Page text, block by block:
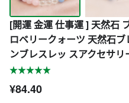
[開運 金運 仕事運 ] 天然石
ロベリークォーツ 天然石
ンブレスレッ スアクセサ
¥84.40